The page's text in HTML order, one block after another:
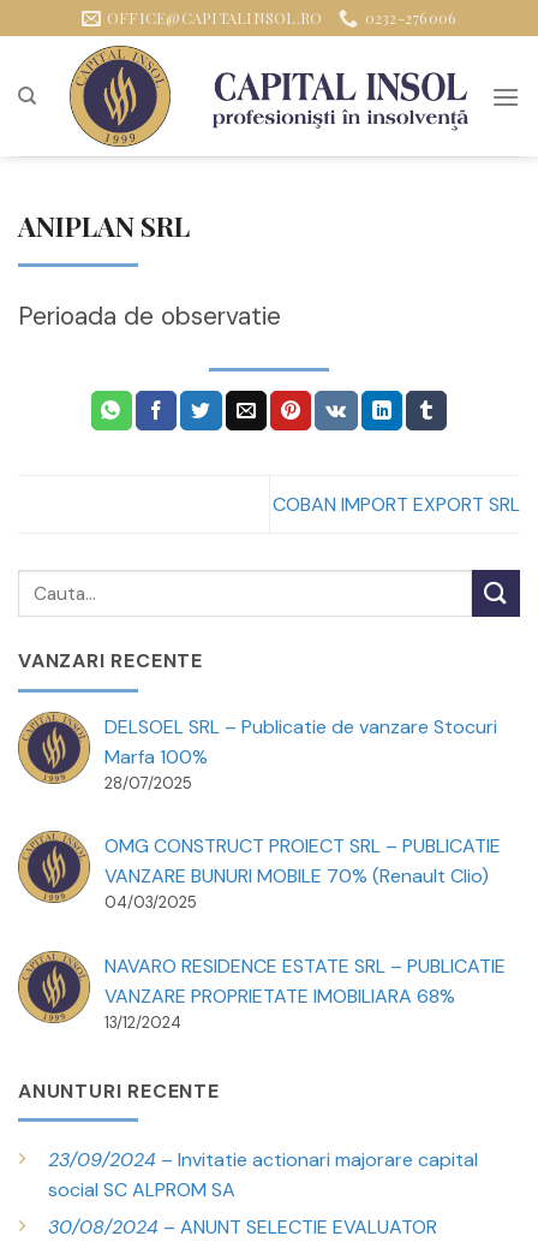
conținut
OFFICE@CAPITALINSOL.RO 0232-276006
ANIPLAN SRL
Perioada de observatie
COBAN IMPORT EXPORT SRL
VANZARI RECENTE
DELSOEL SRL – Publicatie de vanzare Stocuri
Marfa 100%
28/07/2025
OMG CONSTRUCT PROIECT SRL – PUBLICATIE
VANZARE BUNURI MOBILE 70% (Renault Clio)
04/03/2025
NAVARO RESIDENCE ESTATE SRL – PUBLICATIE
VANZARE PROPRIETATE IMOBILIARA 68%
13/12/2024
ANUNTURI RECENTE
23/09/2024 – Invitatie actionari majorare capital
social SC ALPROM SA
30/08/2024 – ANUNT SELECTIE EVALUATOR